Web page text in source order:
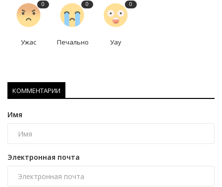
0
Ужас
0
Печально
0
Уау
КОММЕНТАРИИ
Имя
Электронная почта